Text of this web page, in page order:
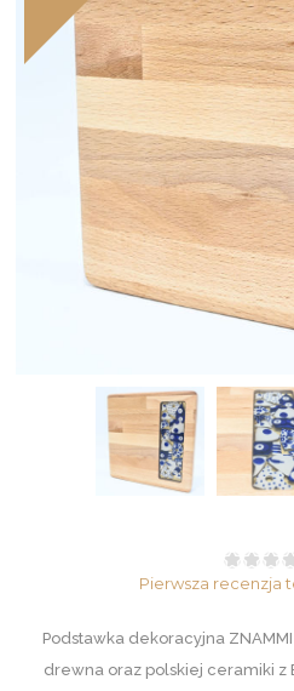
Pierwsza recenzja
Podstawka dekoracyjna
drewna oraz polskiej ceramiki z